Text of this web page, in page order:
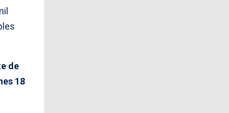
de
18